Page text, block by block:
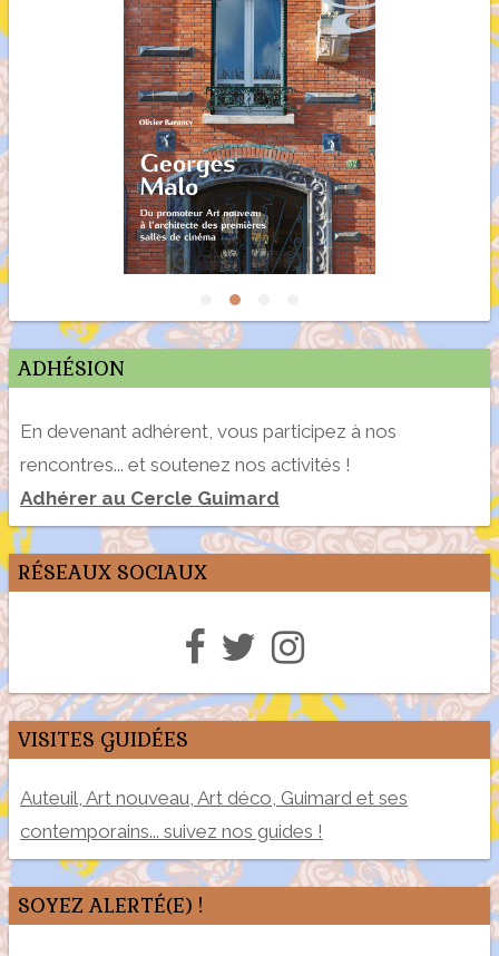
ADHÉSION
En devenant adhérent, vous participez à nos
rencontres... et soutenez nos activités !
Adhérer au Cercle Guimard
RÉSEAUX SOCIAUX
VISITES GUIDÉES
Auteuil, Art nouveau, Art déco, Guimard et ses
contemporains... suivez nos guides !
SOYEZ ALERTÉ(E) !